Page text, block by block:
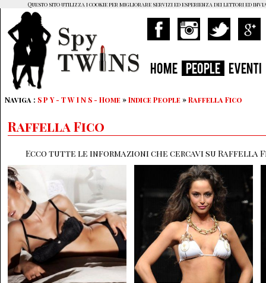
HOME PEOPLE EVENTI
Naviga : S P Y - T W I N S - Home »Indice People »Raffella Fico
Raffella Fico
Ecco tutte le informazioni che cercavi su Raffella
Questo sito utilizza i cookie per migliorare servizi ed esperienza dei lettori ed